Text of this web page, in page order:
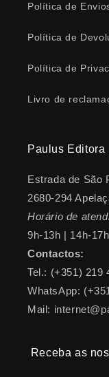
Política de
Política de
Política de
Livro de
Paulus Editora
Estrada de São
2680-294
Horário de
9h-13h | 14h-17h
Contactos:
Tel.: (+351) 219
WhatsApp:
Mail:
Receba as